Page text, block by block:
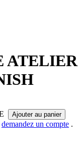
ATELIER
Ajouter au panier
demandez un compte .